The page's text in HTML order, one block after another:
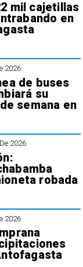
mil cajetillas
en
2026
de buses
su
semana en
2026
robada
2026